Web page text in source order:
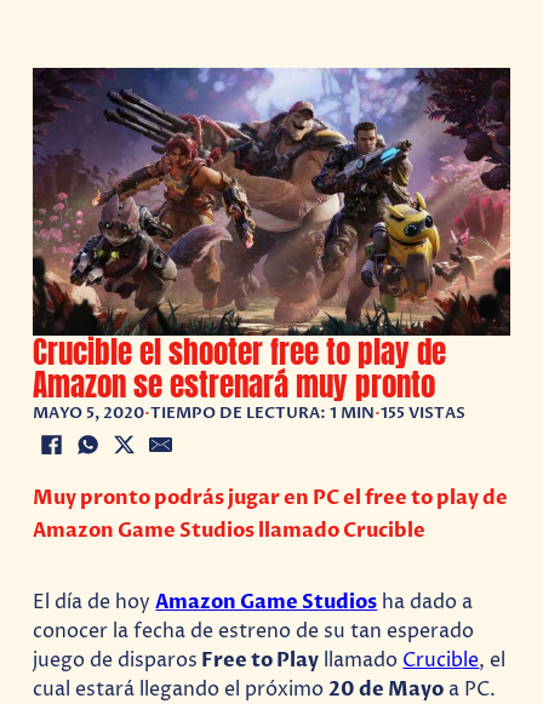
Crucible el shooter free to play de
Amazon se estrenará muy pronto
MAYO 5, 2020•TIEMPO DE LECTURA: 1 MIN•155 VISTAS
Muy pronto podrás jugar en PC el free to play de
Amazon Game Studios llamado Crucible
El día de hoyAmazon Game Studios ha dado a
conocer la fecha de estreno de su tan esperado
juego de disparos Free to Play llamado Crucible, el
cual estará llegando el próximo20 de Mayo a PC.